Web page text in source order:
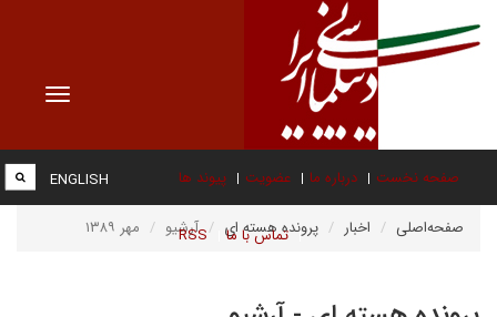
Toggle
صفحه نخست درباره ما عضویت پیوند ها
تماس با ما RSS
ENGLISH
صفحه‌اصلی اخبار پرونده هسته ای آرشیو مهر ۱۳۸۹